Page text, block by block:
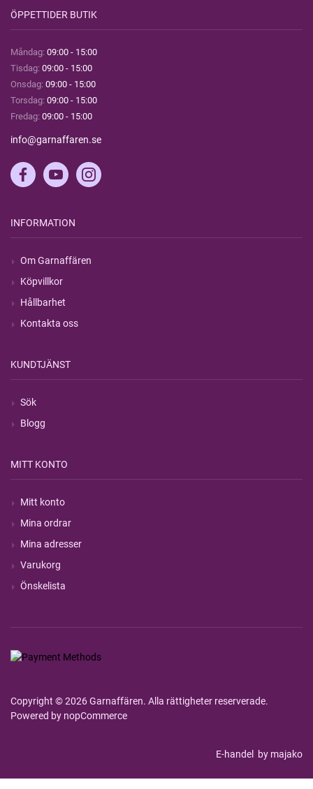
ÖPPETTIDER BUTIK
Måndag: 09:00 - 15:00
Tisdag: 09:00 - 15:00
Onsdag: 09:00 - 15:00
Torsdag: 09:00 - 15:00
Fredag: 09:00 - 15:00
info@garnaffaren.se
INFORMATION
Om Garnaffären
Köpvillkor
Hållbarhet
Kontakta oss
KUNDTJÄNST
Sök
Blogg
MITT KONTO
Mitt konto
Mina ordrar
Mina adresser
Varukorg
Önskelista
Copyright © 2026 Garnaffären. Alla rättigheter reserverade.
Powered by nopCommerce
E-handel by majako